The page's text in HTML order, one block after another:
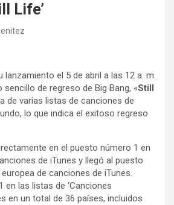
Life’
lanzamiento el 5 de abril a las 12 a. m.
sencillo de regreso de Big Bang, «Still
de varias listas de canciones de
lo que indica el exitoso regreso
en el puesto número 1 en
de iTunes y llegó al puesto
de canciones de iTunes.
en las listas de ‘Canciones
en un total de 36 países, incluidos